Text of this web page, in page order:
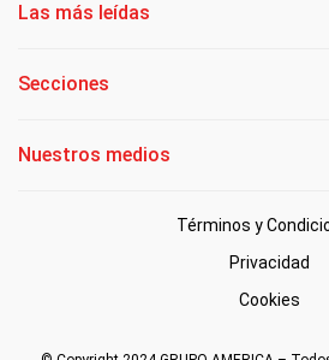
Las más leídas
Secciones
Nuestros medios
Términos y
Privacidad
Cookies